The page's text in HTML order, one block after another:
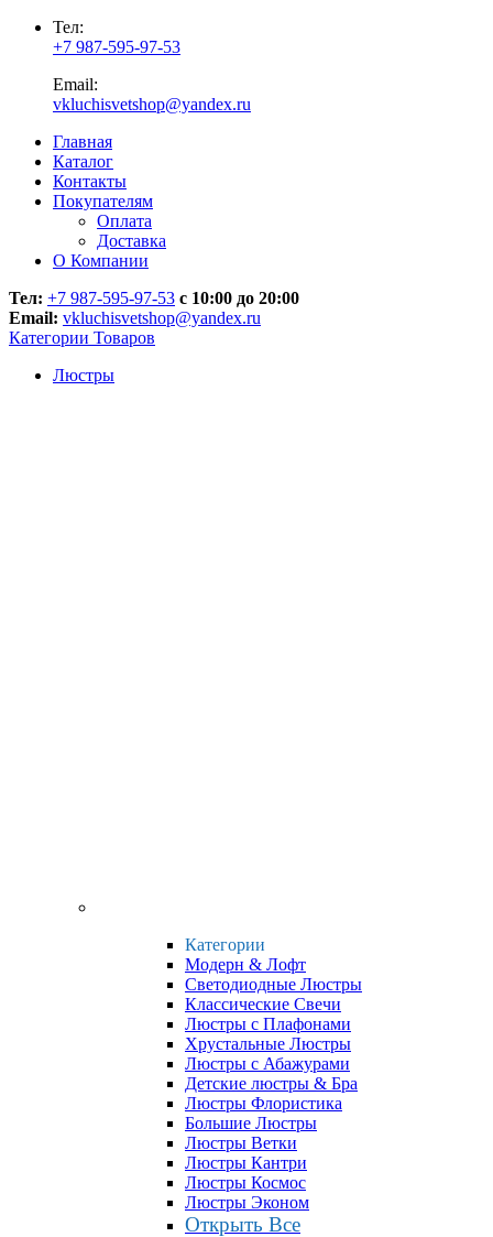
Тел:
+7 987-595-97-53
Email:
vkluchisvetshop@yandex.ru
Главная
Каталог
Контакты
Покупателям
Оплата
Доставка
О Компании
Тел: +7 987-595-97-53 с 10:00 до 20:00
Email: vkluchisvetshop@yandex.ru
Категории Товаров
Люстры
Категории
Модерн & Лофт
Светодиодные Люстры
Классические Свечи
Люстры с Плафонами
Хрустальные Люстры
Люстры с Абажурами
Детские люстры & Бра
Люстры Флористика
Большие Люстры
Люстры Ветки
Люстры Кантри
Люстры Космос
Люстры Эконом
Открыть Все